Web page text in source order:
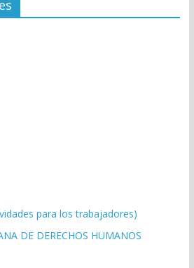
para los trabajadores)
DE DERECHOS HUMANOS